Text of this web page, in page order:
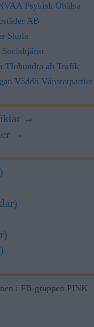
Psykisk Ohälsa
AB
Skola
Socialtjänst
TIohundra ab Trafik
Väddö Vänsterpartiet
→
→
i FB-gruppen PINK